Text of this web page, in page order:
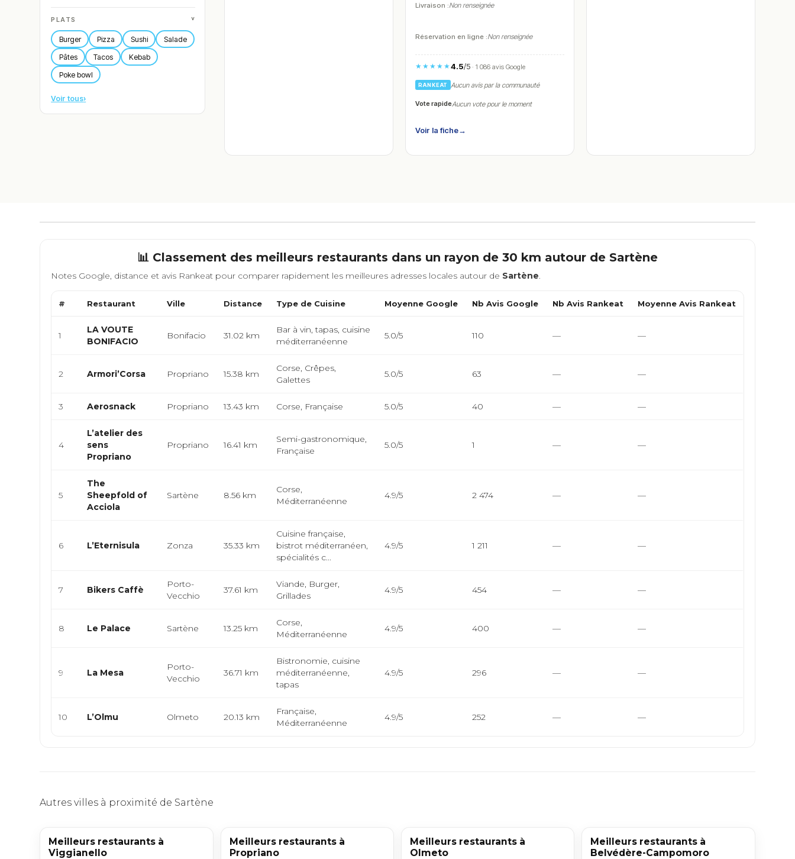
PLATS ˅
Burger Pizza Sushi
Salade
Pâtes
Tacos
Kebab
Poke bowl
Voir tous›
Livraison :Non renseignée
Réservation en ligne :Non renseignée
★★★★★4.5/5· 1 086 avis Google
RANKEAT Aucun avis par la communauté
Vote rapideAucun vote pour le moment
Voir la fiche→
📊 Classement des meilleurs restaurants dans un rayon de 30 km autour de Sartène
Notes Google, distance et avis Rankeat pour comparer rapidement les meilleures adresses locales autour de Sartène.
# Restaurant Ville Distance Type de Cuisine Moyenne Google Nb Avis Google Nb Avis Rankeat Moyenne Avis Rankeat
1
LA VOUTE
BONIFACIO
Bonifacio 31.02 km
Bar à vin, tapas, cuisine
méditerranéenne
5.0/5 110 — —
2 Armori’Corsa Propriano 15.38 km
Corse, Crêpes,
Galettes
5.0/5 63 — —
3 Aerosnack Propriano 13.43 km Corse, Française 5.0/5 40 — —
4
L’atelier des
sens
Propriano
Propriano 16.41 km
Semi-gastronomique,
Française
5.0/5 1 — —
5
The
Sheepfold of
Acciola
Sartène 8.56 km
Corse,
Méditerranéenne
4.9/5 2 474 — —
6 L’Eternisula Zonza 35.33 km
Cuisine française,
bistrot méditerranéen,
spécialités c...
4.9/5 1 211 — —
7 Bikers Caffè
Porto-
Vecchio
37.61 km
Viande, Burger,
Grillades
4.9/5 454 — —
8 Le Palace Sartène 13.25 km
Corse,
Méditerranéenne
4.9/5 400 — —
9 La Mesa
Porto-
Vecchio
36.71 km
Bistronomie, cuisine
méditerranéenne,
tapas
4.9/5 296 — —
10 L’Olmu Olmeto 20.13 km
Française,
Méditerranéenne
4.9/5 252 — —
Autres villes à proximité de Sartène
Meilleurs restaurants à
Viggianello
Meilleurs restaurants à
Propriano
Meilleurs restaurants à
Olmeto
Meilleurs restaurants à
Belvédère-Campomoro